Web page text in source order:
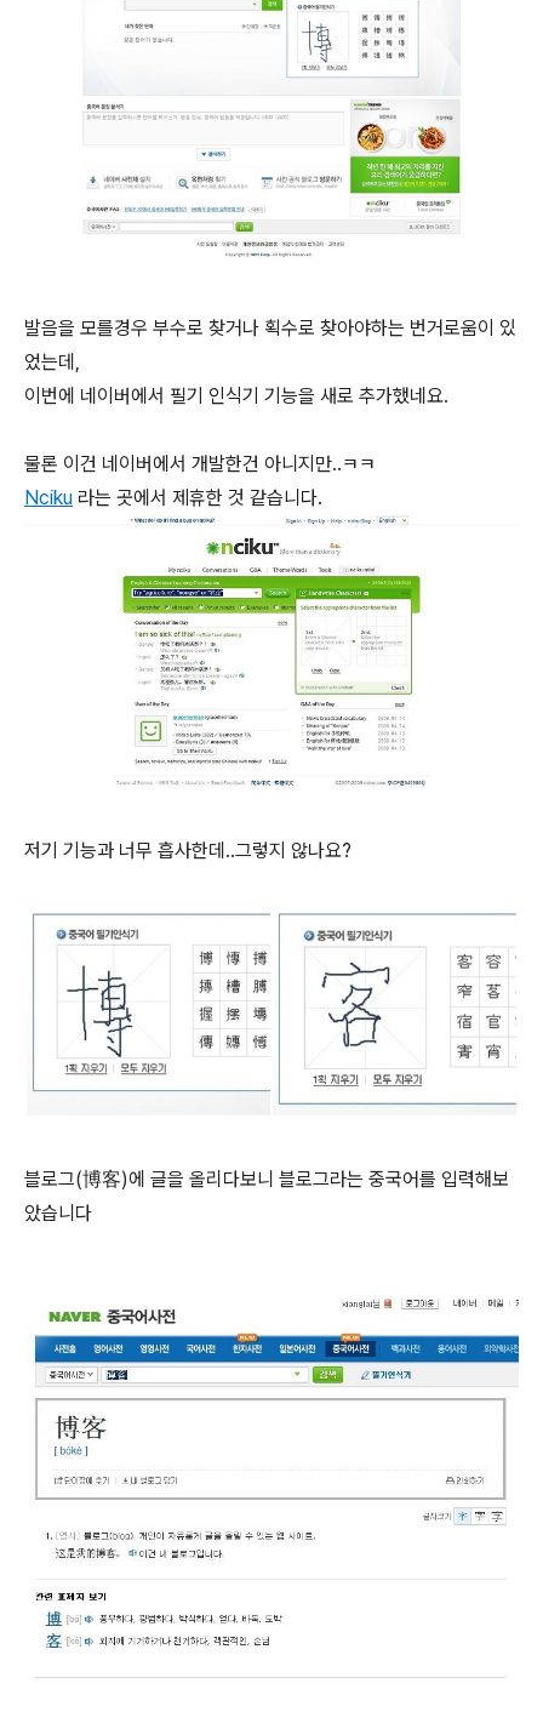
발음을 모를경우 부수로 찾거나 획수로 찾아야하는 번거로움이 있
었는데,
이번에 네이버에서 필기 인식기 기능을 새로 추가했네요.
물론 이건 네이버에서 개발한건 아니지만..ㅋㅋ
Nciku 라는 곳에서 제휴한 것 같습니다.
저기 기능과 너무 흡사한데..그렇지 않나요?
블로그(博客)에 글을 올리다보니 블로그라는 중국어를 입력해보
았습니다